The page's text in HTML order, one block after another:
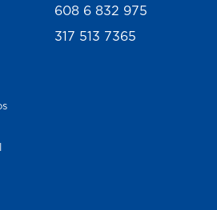
608 6 832 975
317 513 7365